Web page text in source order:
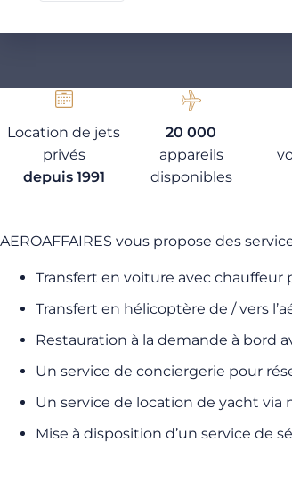
Location de jets
privés
depuis 1991
20 000
appareils
disponibles
AEROAFFAIRES vous propose des
Transfert en voiture avec chauffeur
Transfert en hélicoptère de / vers
Restauration à la demande à bord
Un service de conciergerie pour
Un service de location de yacht via
Mise à disposition d’un service de